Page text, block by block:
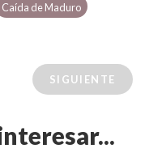
Caída de Maduro
SIGUIENTE